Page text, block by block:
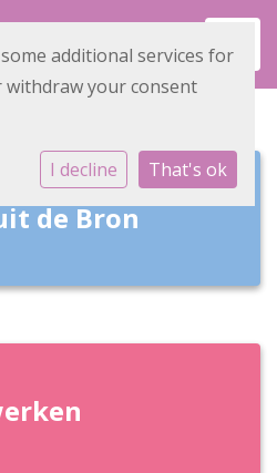
de Bron
additional services for
withdraw your consent
I decline That's ok